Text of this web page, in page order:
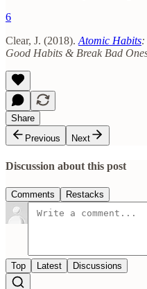
6
Clear, J. (2018). Atomic Habits:
Good Habits & Break Bad
Share
Previous
Next
Discussion about this post
Comments Restacks
Top Latest Discussions